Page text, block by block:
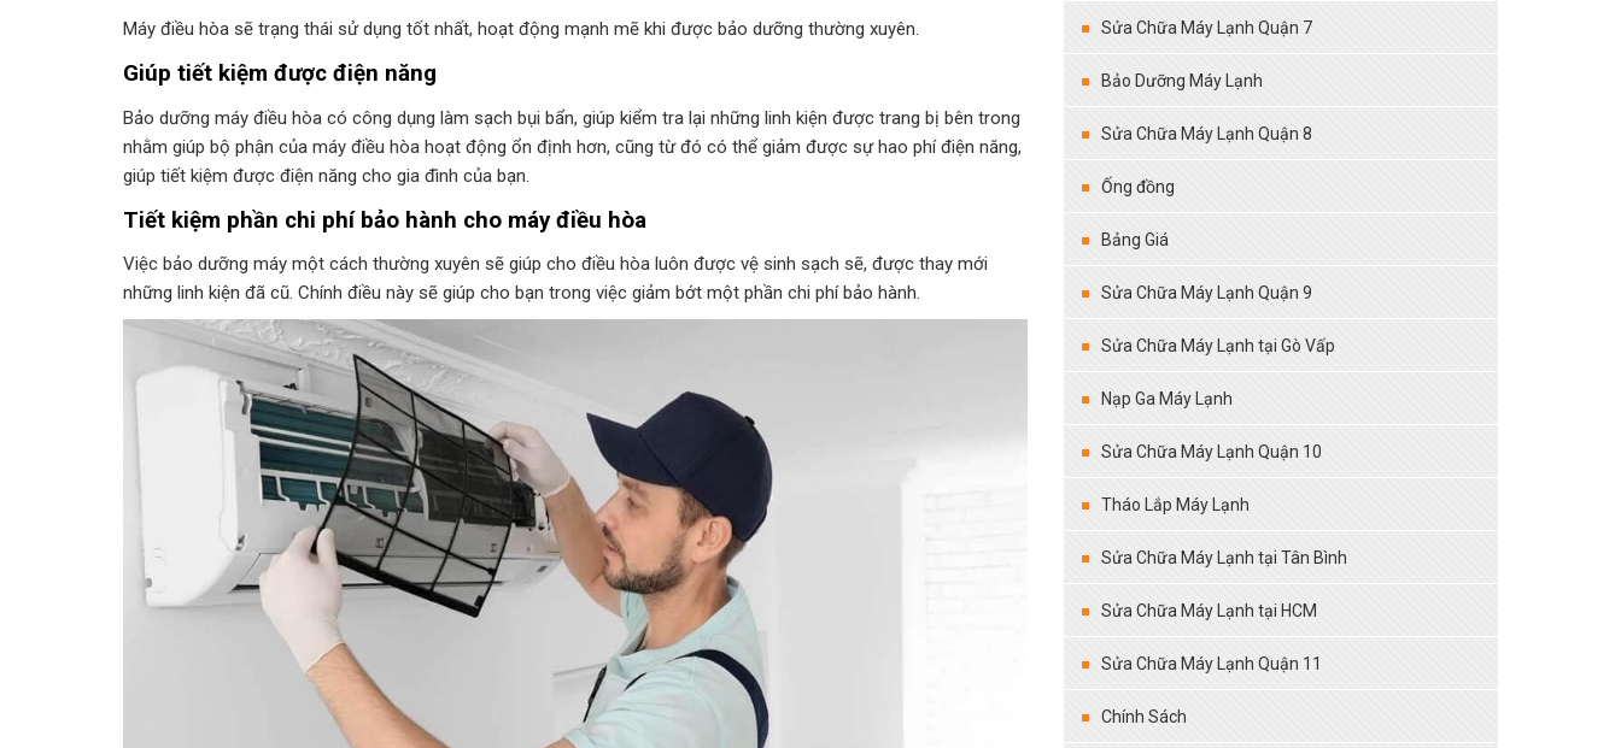
Máy điều hòa sẽ trạng thái sử dụng tốt nhất, hoạt động mạnh mẽ khi được bảo dưỡng thường xuyên.
Giúp tiết kiệm được điện năng
Bảo dưỡng máy điều hòa có công dụng làm sạch bụi bẩn, giúp kiểm tra lại những linh kiện được trang bị bên trong
nhằm giúp bộ phận của máy điều hòa hoạt động ổn định hơn, cũng từ đó có thể giảm được sự hao phí điện năng,
giúp tiết kiệm được điện năng cho gia đình của bạn.
Tiết kiệm phần chi phí bảo hành cho máy điều hòa
Việc bảo dưỡng máy một cách thường xuyên sẽ giúp cho điều hòa luôn được vệ sinh sạch sẽ, được thay mới
những linh kiện đã cũ. Chính điều này sẽ giúp cho bạn trong việc giảm bớt một phần chi phí bảo hành.
Sửa Chữa Máy Lạnh Quận 7
Bảo Dưỡng Máy Lạnh
Sửa Chữa Máy Lạnh Quận 8
Ống đồng
Bảng Giá
Sửa Chữa Máy Lạnh Quận 9
Sửa Chữa Máy Lạnh tại Gò Vấp
Nạp Ga Máy Lạnh
Sửa Chữa Máy Lạnh Quận 10
Tháo Lắp Máy Lạnh
Sửa Chữa Máy Lạnh tại Tân Bình
Sửa Chữa Máy Lạnh tại HCM
Sửa Chữa Máy Lạnh Quận 11
Chính Sách